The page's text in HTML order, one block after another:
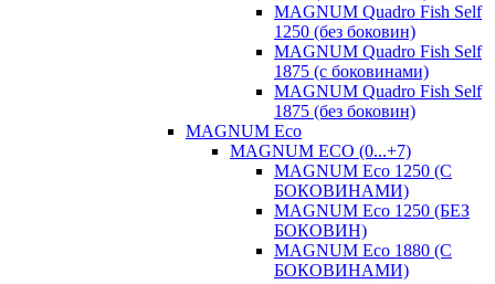
MAGNUM Quadro Fish Self
1250 (без боковин)
MAGNUM Quadro Fish Self
1875 (с боковинами)
MAGNUM Quadro Fish Self
1875 (без боковин)
MAGNUM Eco
MAGNUM ECO (0...+7)
MAGNUM Eco 1250 (С
БОКОВИНАМИ)
MAGNUM Eco 1250 (БЕЗ
БОКОВИН)
MAGNUM Eco 1880 (С
БОКОВИНАМИ)